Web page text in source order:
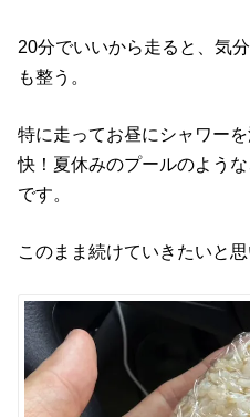
20分でいいから走ると、気
も整う。
特に走ってお昼にシャワー
快！夏休みのプールのよう
です。
このまま続けていきたいと思